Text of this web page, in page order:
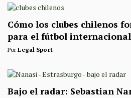
Cómo los clubes chilenos
para el fútbol internacional
PorLegal Sport
Bajo el radar: Sebastian